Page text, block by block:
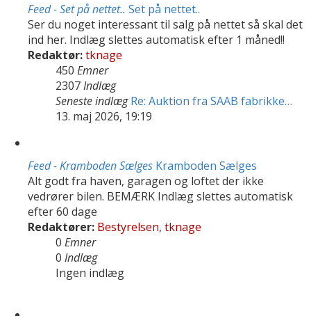
Feed - Set på nettet.. Set på nettet..
Ser du noget interessant til salg på nettet så skal det
ind her. Indlæg slettes automatisk efter 1 måned!!
Redaktør:tknage
450 Emner
2307Indlæg
Seneste indlæg Re: Auktion fra SAAB fabrikke…
13. maj 2026, 19:19
Feed - Kramboden Sælges Kramboden Sælges
Alt godt fra haven, garagen og loftet der ikke
vedrører bilen. BEMÆRK Indlæg slettes automatisk
efter 60 dage
Redaktører: Bestyrelsen, tknage
0 Emner
0 Indlæg
Ingen indlæg